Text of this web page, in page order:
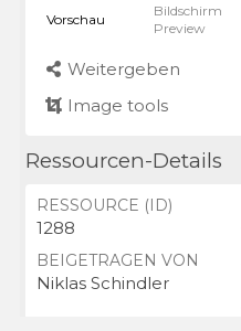
Vorschau
Bildschirm
Preview
Weitergeben
Image tools
Ressourcen-Details
RESSOURCE (ID)
1288
BEIGETRAGEN VON
Niklas Schindler